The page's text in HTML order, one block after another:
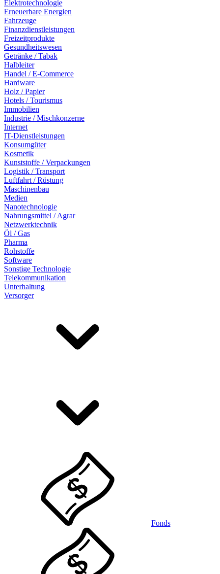
Elektrotechnologie
Erneuerbare Energien
Fahrzeuge
Finanzdienstleistungen
Freizeitprodukte
Gesundheitswesen
Getränke / Tabak
Halbleiter
Handel / E-Commerce
Hardware
Holz / Papier
Hotels / Tourismus
Immobilien
Industrie / Mischkonzerne
Internet
IT-Dienstleistungen
Konsumgüter
Kosmetik
Kunststoffe / Verpackungen
Logistik / Transport
Luftfahrt / Rüstung
Maschinenbau
Medien
Nanotechnologie
Nahrungsmittel / Agrar
Netzwerktechnik
Öl / Gas
Pharma
Rohstoffe
Software
Sonstige Technologie
Telekommunikation
Unterhaltung
Versorger
Fonds